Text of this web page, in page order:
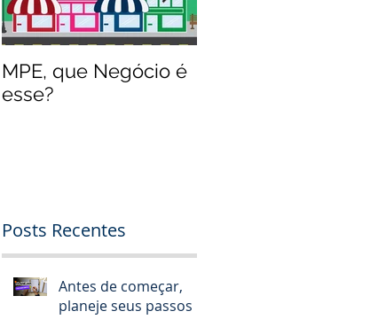
MPE, que Negócio é
esse?
Posts Recentes
Antes de começar,
planeje seus passos